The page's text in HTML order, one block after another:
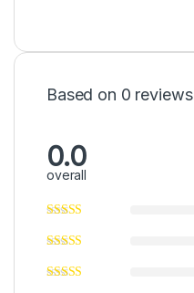
Based on 0 reviews
0.0
overall